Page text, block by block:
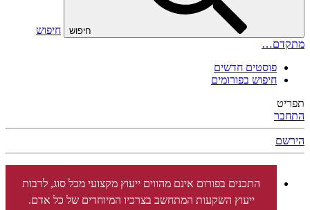
חיפוש
חיפוש
מתקדם…
פוסטים חדשים
חיפוש בפורומים
תפריט
התחבר
הירשם
התכנים בפורום אינם מהווים ייעוץ מקצועי מכל סוג, לרבות
ייעוץ השקעות המתחשב בצרכיו המיוחדים של כל אדם.